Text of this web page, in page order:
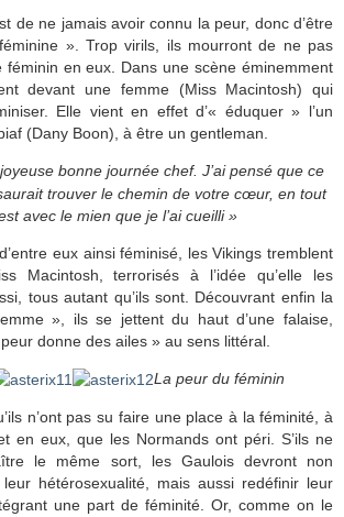
de ne jamais avoir connu la peur, donc d’être
». Trop virils, ils mourront de ne pas
féminin en eux. Dans une scène éminemment
devant une femme (Miss Macintosh) qui
Elle vient en effet d’« éduquer » l’un
(Dany Boon), à être un gentleman.
bonne journée chef. J’ai pensé que ce
trouver le chemin de votre cœur, en tout
avec le mien que je l’ai cueilli »
eux ainsi féminisé, les Vikings tremblent
Macintosh, terrorisés à l’idée qu’elle les
tous autant qu’ils sont. Découvrant enfin la
», ils se jettent du haut d’une falaise,
donne des ailes » au sens littéral.
La peur du féminin
n’ont pas su faire une place à la féminité, à
en eux, que les Normands ont péri. S’ils ne
le même sort, les Gaulois devront non
hétérosexualité, mais aussi redéfinir leur
une part de féminité. Or, comme on le